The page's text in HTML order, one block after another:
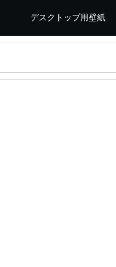
デスクトップ用壁紙